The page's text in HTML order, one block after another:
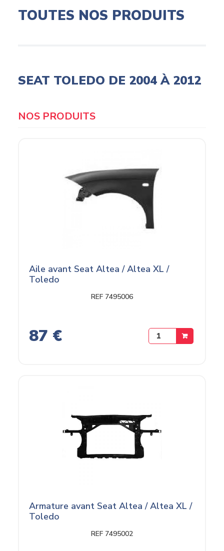
TOUTES NOS PRODUITS
SEAT TOLEDO DE 2004 À 2012
Aile avant Seat Altea / Altea XL /
Toledo
REF 7495006
87 €
Armature avant Seat Altea / Altea XL /
Toledo
REF 7495002